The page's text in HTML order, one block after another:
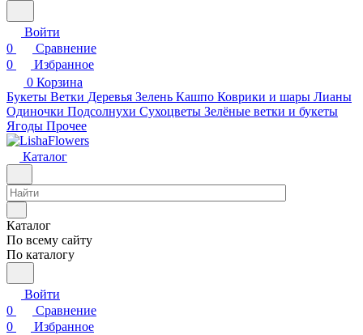
Войти
0
Сравнение
0
Избранное
0 Корзина
Букеты Ветки Деревья Зелень Кашпо Коврики и шары Лианы
Одиночки Подсолнухи Сухоцветы Зелёные ветки и букеты
Ягоды Прочее
Каталог
Каталог
По всему сайту
По каталогу
Войти
0
Сравнение
0
Избранное